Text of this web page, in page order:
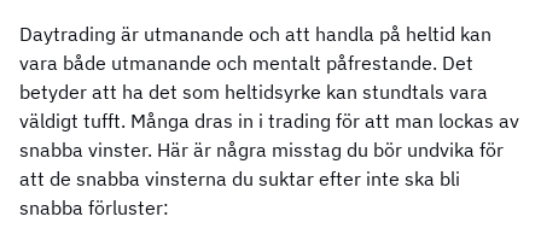
Daytrading är utmanande och att handla på heltid kan
vara både utmanande och mentalt påfrestande. Det
betyder att ha det som heltidsyrke kan stundtals vara
väldigt tufft. Många dras in i trading för att man lockas av
snabba vinster. Här är några misstag du bör undvika för
att de snabba vinsterna du suktar efter inte ska bli
snabba förluster: